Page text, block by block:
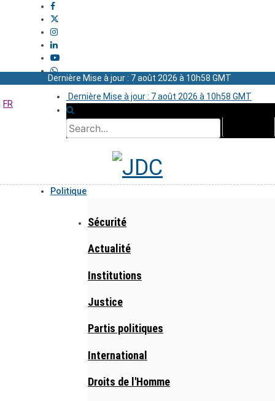
Dernière Mise à jour : 7 août 2026 à 10h58 GMT
Dernière Mise à jour : 7 août 2026 à 10h58 GMT
FR
Politique
Sécurité
Actualité
Institutions
Justice
Partis politiques
International
Droits de l'Homme